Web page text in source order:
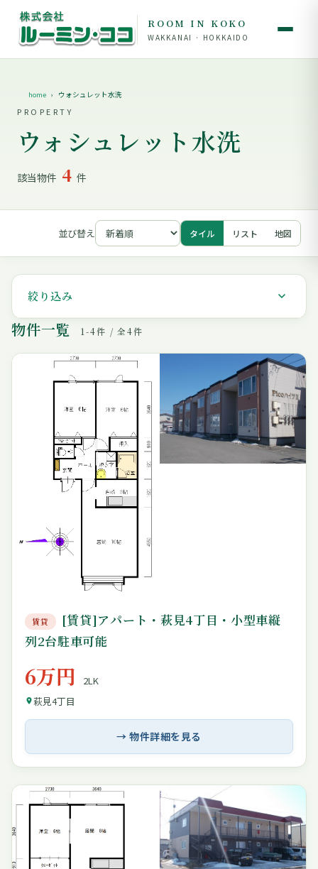
ROOM IN KOKO
WAKKANAI · HOKKAIDO
home ウォシュレット水洗
PROPERTY
ウォシュレット水洗
該当物件 4 件
並び替え タイル リスト 地図
絞り込み
物件一覧 1-4件 / 全4件
賃貸
[賃貸]アパート・萩見4丁目・小型車縦
列2台駐車可能
6万円
2LK
萩見4丁目
→ 物件詳細を見る